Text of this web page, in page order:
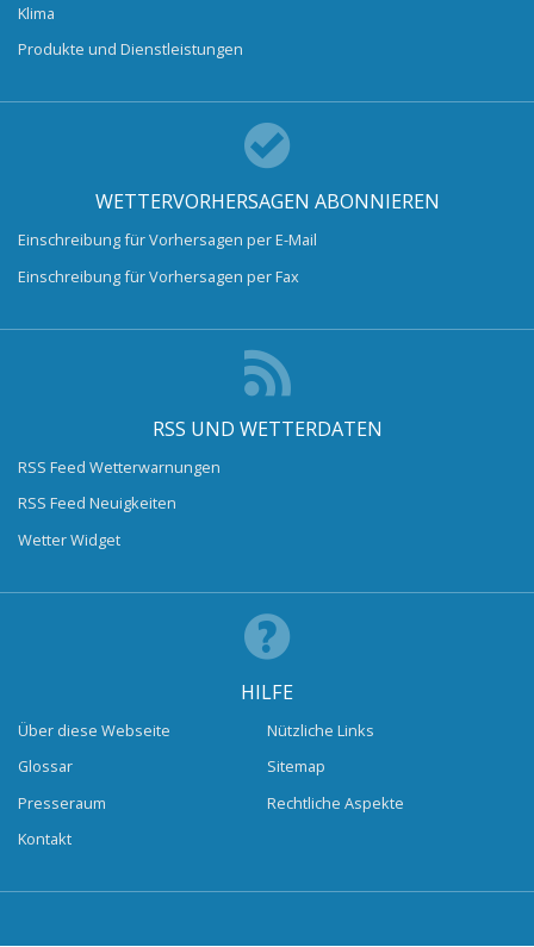
Klima
Produkte und Dienstleistungen
WETTERVORHERSAGEN ABONNIEREN
Einschreibung für Vorhersagen per E-Mail
Einschreibung für Vorhersagen per Fax
RSS UND WETTERDATEN
RSS Feed Wetterwarnungen
RSS Feed Neuigkeiten
Wetter Widget
HILFE
Über diese Webseite
Glossar
Presseraum
Kontakt
Nützliche Links
Sitemap
Rechtliche Aspekte